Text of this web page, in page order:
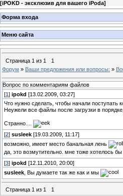
[iPOKD - эксклюзив для вашего iPoda]
Форма входа
Меню сайта
Страница 1 из 1
1
Форум » Ваши предложения или вопросы: »
Вопрос по комментариям файлов
[1 ] ipokd [13.02.2009, 03:27]
Что нужно сделать, чтобы начали
Неужели все файлы после загрузки в
Странно....
[2] susleek [19.03.2009, 11:17]
возможно, имеет место банальная лень
да, это возмутительно. мне тоже хотелось
[3] ipokd [12.11.2010, 20:00]
susleek , Вы думаете так же как и мы
Страница 1 из 1 1